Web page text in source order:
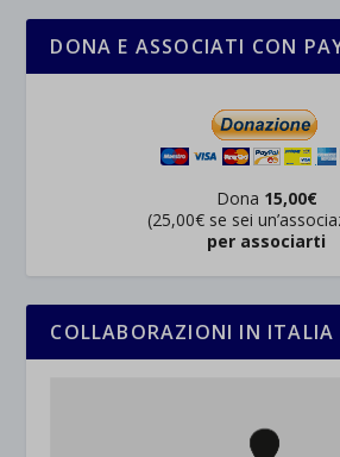
DONA E ASSOCIATI CON
Dona 15,00€
(25,00€ se sei
per associarti
COLLABORAZIONI IN ITALIA